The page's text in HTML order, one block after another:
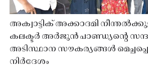
അക്വാട്ടിക് അക്കാദമി
കലക്ടർ അർജുൻ പാണ്ഡ്യൻ്റെ
അടിസ്ഥാന സൗകര്യങ്ങൾ
നിർദേശം